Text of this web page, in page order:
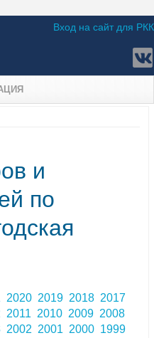
Вход на сайт для РКК
и
по
2020 2019 2018 2017
2011 2010 2009 2008
2002 2001 2000 1999